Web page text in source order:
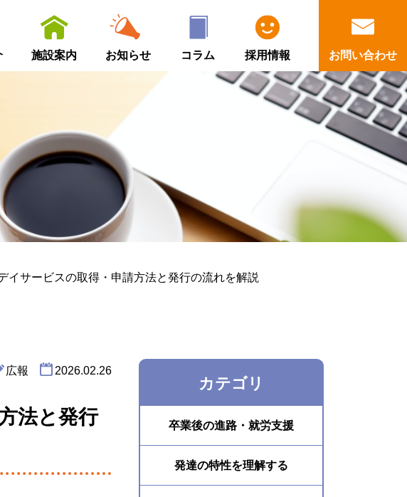
施設案内 お知らせ コラム 採用情報 お問い合わせ
イサービスの取得・申請方法と発行の流れを解説
カテゴリ
卒業後の進路・就労支援
発達の特性を理解する
広報 2026.02.26
法と発行